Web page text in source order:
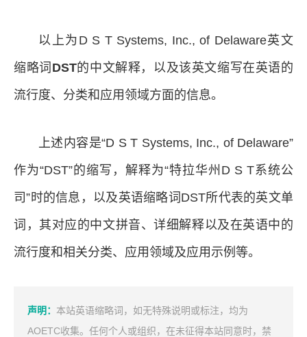
以上为D S T Systems, Inc., of Delaware英文
缩略词 DST的中文解释，以及该英文缩写在英语的
流行度、分类和应用领域方面的信息。
上述内容是“D S T Systems, Inc., of Delaware”
作为“DST”的缩写，解释为“特拉华州D S T系统公
司”时的信息，以及英语缩略词DST所代表的英文单
词，其对应的中文拼音、详细解释以及在英语中的
流行度和相关分类、应用领域及应用示例等。
声明： 本站英语缩略词，如无特殊说明或标注，均为
AOETC收集。任何个人或组织，在未征得本站同意时，禁